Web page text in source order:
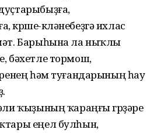
күрше-күләнебеҙгә ихлас
Барыһына ла ныҡлы
бәхетле тормош,
һәм туғандарының һау
ҡыҙының ҡараңғы гүрҙәре
еңел булһын,